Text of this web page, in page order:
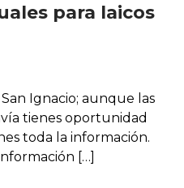
para laicos
Ignacio; aunque las
tienes oportunidad
toda la información.
[…]